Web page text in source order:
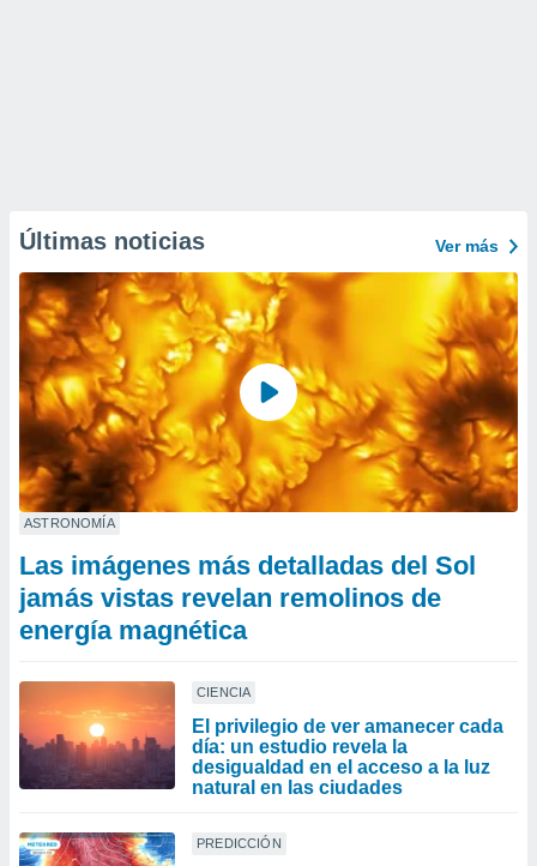
Últimas noticias Ver más
ASTRONOMÍA
Las imágenes más detalladas del Sol
jamás vistas revelan remolinos de
energía magnética
CIENCIA
El privilegio de ver amanecer cada
día: un estudio revela la
desigualdad en el acceso a la luz
natural en las ciudades
PREDICCIÓN